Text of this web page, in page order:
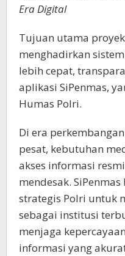
Era Digital
Tujuan utama
menghadirkan
lebih cepat,
aplikasi SiPenmas,
Humas Polri.
Di era
pesat, kebutuhan
akses informasi
mendesak.
strategis Polri untuk
sebagai institusi
menjaga
informasi yang